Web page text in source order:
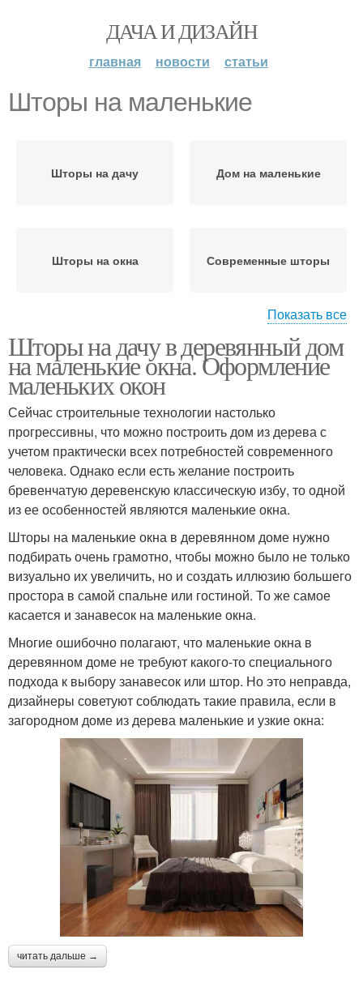
ДАЧА И ДИЗАЙН
главная новости статьи
Шторы на маленькие
Шторы на дачу Дом на маленькие
Шторы на окна Современные шторы
Шторы в деревянном
доме
Шторы для наклонных
окон
Показать все
Шторы на дачу в деревянный дом
на маленькие окна. Оформление
маленьких окон
Сейчас строительные технологии настолько
прогрессивны, что можно построить дом из дерева с
учетом практически всех потребностей современного
человека. Однако если есть желание построить
бревенчатую деревенскую классическую избу, то одной
из ее особенностей являются маленькие окна.
Шторы на маленькие окна в деревянном доме нужно
подбирать очень грамотно, чтобы можно было не только
визуально их увеличить, но и создать иллюзию большего
простора в самой спальне или гостиной. То же самое
касается и занавесок на маленькие окна.
Многие ошибочно полагают, что маленькие окна в
деревянном доме не требуют какого-то специального
подхода к выбору занавесок или штор. Но это неправда,
дизайнеры советуют соблюдать такие правила, если в
загородном доме из дерева маленькие и узкие окна:
читать дальше →